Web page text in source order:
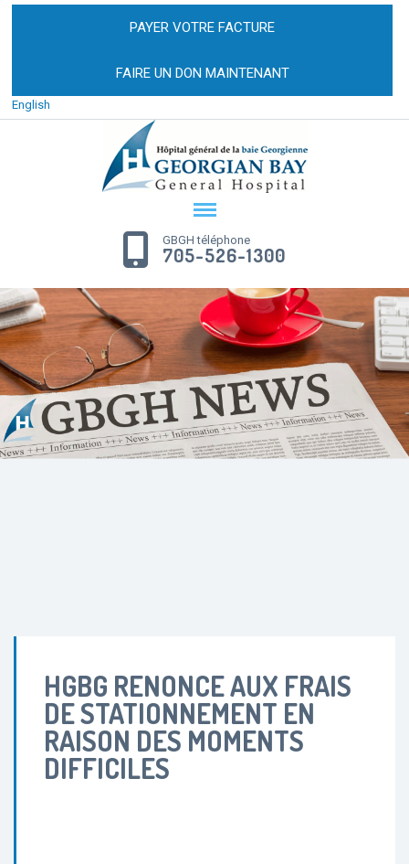
PAYER VOTRE FACTURE
FAIRE UN DON MAINTENANT
English
GBGH téléphone
705-526-1300
HGBG RENONCE AUX FRAIS
DE STATIONNEMENT EN
RAISON DES MOMENTS
DIFFICILES